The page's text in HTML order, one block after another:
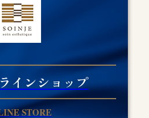
インショップ
STORE